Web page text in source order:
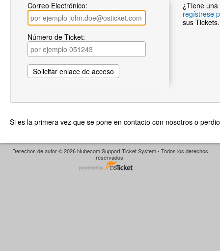
Correo Electrónico:
Número de Ticket:
¿Tiene
regístrese
sus Tickets.
Si es la primera vez que se pone en contacto con nosotros o
Derechos de autor © 2026 Nubecom Support Ticket System - Todos los derechos
reservados.